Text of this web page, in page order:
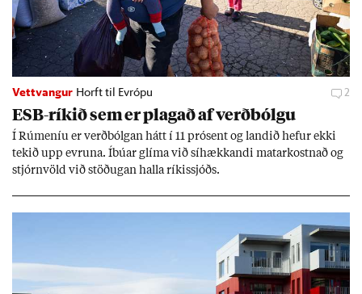
Vettvangur Horft til Evrópu 2
ESB-rík­ið sem er plag­að af verð­bólgu
Í Rúm­en­íu er verð­bólg­an hátt í 11 pró­sent og land­ið hef­ur ekki
tek­ið upp evr­una. Íbú­ar glíma við sí­hækk­andi mat­ar­kostn­að og
stjórn­völd við stöð­ug­an halla rík­is­sjóðs.